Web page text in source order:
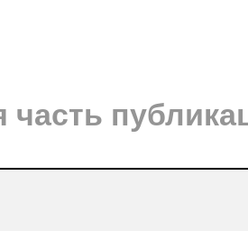
часть